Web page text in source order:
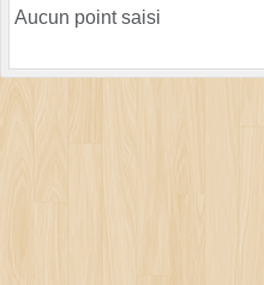
Aucun point saisi